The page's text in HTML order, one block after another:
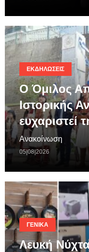
ΕΚΔΗΛΏΣΕΙΣ
Ο Όμιλος
Ιστορικής
ευχαριστεί
Ανακοίνωση
05|08|2026
ΓΕΝΙΚΆ
Λευκή